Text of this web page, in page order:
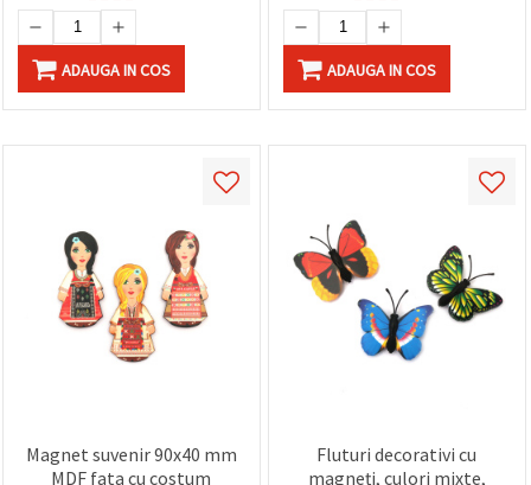
ADAUGA IN COS ADAUGA IN COS
Magnet suvenir 90x40 mm
MDF fata cu costum
Fluturi decorativi cu
magneți, culori mixte,